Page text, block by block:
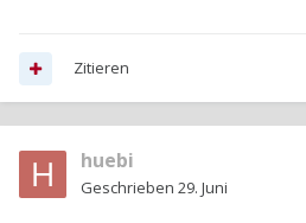
Zitieren
huebi
Geschrieben 29. Juni